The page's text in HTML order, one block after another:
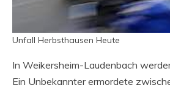
Unfall Herbsthausen Heute
In Weikersheim-Laudenbach
Ein Unbekannter ermordete